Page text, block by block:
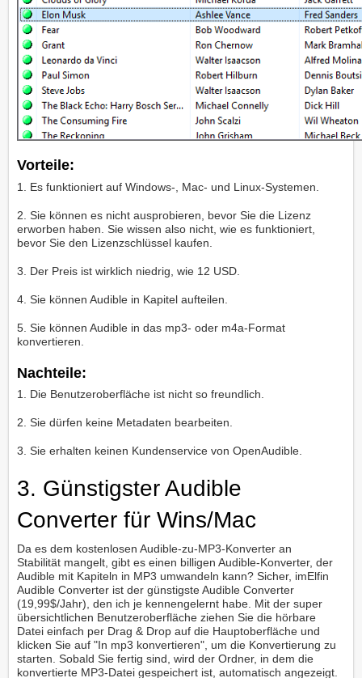
Vorteile:
1. Es funktioniert auf Windows-, Mac- und Linux-Systemen.
2. Sie können es nicht ausprobieren, bevor Sie die Lizenz
erworben haben. Sie wissen also nicht, wie es funktioniert,
bevor Sie den Lizenzschlüssel kaufen.
3. Der Preis ist wirklich niedrig, wie 12 USD.
4. Sie können Audible in Kapitel aufteilen.
5. Sie können Audible in das mp3- oder m4a-Format
konvertieren.
Nachteile:
1. Die Benutzeroberfläche ist nicht so freundlich.
2. Sie dürfen keine Metadaten bearbeiten.
3. Sie erhalten keinen Kundenservice von OpenAudible.
3. Günstigster Audible
Converter für Wins/Mac
Da es dem kostenlosen Audible-zu-MP3-Konverter an
Stabilität mangelt, gibt es einen billigen Audible-Konverter, der
Audible mit Kapiteln in MP3 umwandeln kann? Sicher, imElfin
Audible Converter ist der günstigste Audible Converter
(19,99$/Jahr), den ich je kennengelernt habe. Mit der super
übersichtlichen Benutzeroberfläche ziehen Sie die hörbare
Datei einfach per Drag & Drop auf die Hauptoberfläche und
klicken Sie auf "In mp3 konvertieren", um die Konvertierung zu
starten. Sobald Sie fertig sind, wird der Ordner, in dem die
konvertierte MP3-Datei gespeichert ist, automatisch angezeigt.